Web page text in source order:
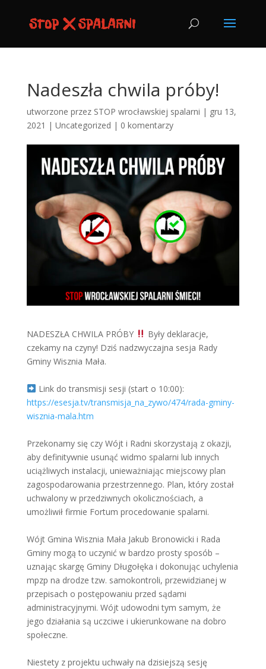
Nadeszła chwila próby!
utworzone przez STOP wrocławskiej spalarni | gru 13,
2021 | Uncategorized | 0 komentarzy
NADESZŁA CHWILA PRÓBY
Były deklaracje,
czekamy na czyny! Dziś nadzwyczajna sesja Rady
Gminy Wisznia Mała.
Link do transmisji sesji (start o 10:00):
https://esesja.tv/transmisja_na_zywo/474/rada-gminy-
wisznia-mala.htm
Przekonamy się czy Wójt i Radni skorzystają z okazji,
aby definitywnie usunąć widmo spalarni lub innych
uciążliwych instalacji, unieważniając miejscowy plan
zagospodarowania przestrzennego. Plan, który został
uchwalony w przedziwnych okolicznościach, a
umożliwił firmie Fortum procedowanie spalarni.
Wójt Gmina Wisznia Mała Jakub Bronowicki i Rada
Gminy mogą to uczynić w bardzo prosty sposób –
uznając skargę Gminy Długołęka i dokonując uchylenia
mpzp na drodze tzw. samokontroli, przewidzianej w
przepisach o postępowaniu przed sądami
administracyjnymi. Wójt udowodni tym samym, że
jego działania są uczciwe i ukierunkowane na dobro
społeczne.
Niestety z projektu uchwały na dzisiejszą sesję